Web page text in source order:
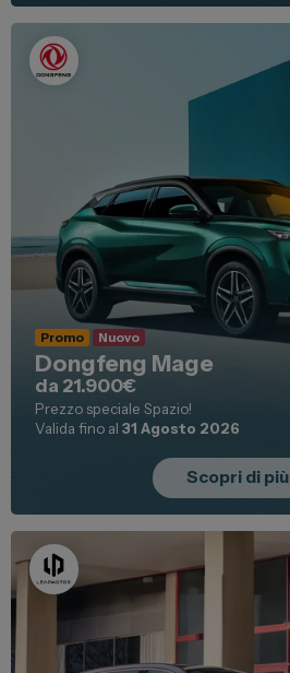
Promo Nuovo
Dongfeng Mage
da 21.900€
Prezzo speciale Spazio!
Valida fino al31 Agosto 2026
Scopri di più